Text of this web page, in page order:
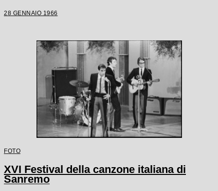
28 GENNAIO 1966
FOTO
XVI Festival della canzone italiana di
Sanremo